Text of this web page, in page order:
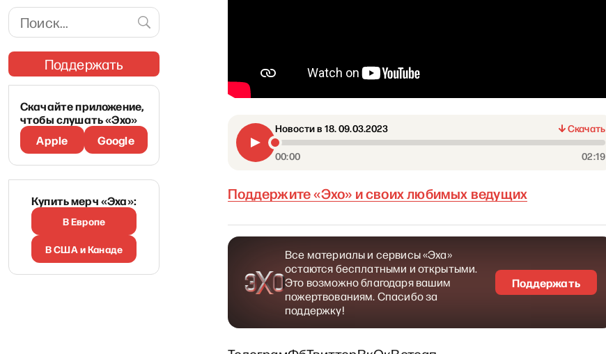
Поддержать
Скачайте приложение,
чтобы слушать «Эхо»
Apple
Google
Купить мерч «Эха»:
В Европе
В США и Канаде
Новости в 18. 09.03.2023 Скачать
00:00 02:19
Поддержите «Эхо» и своих любимых ведущих
Все материалы и сервисы «Эха»
остаются бесплатными и открытыми.
Это возможно благодаря вашим
пожертвованиям. Спасибо за
поддержку!
Поддержать